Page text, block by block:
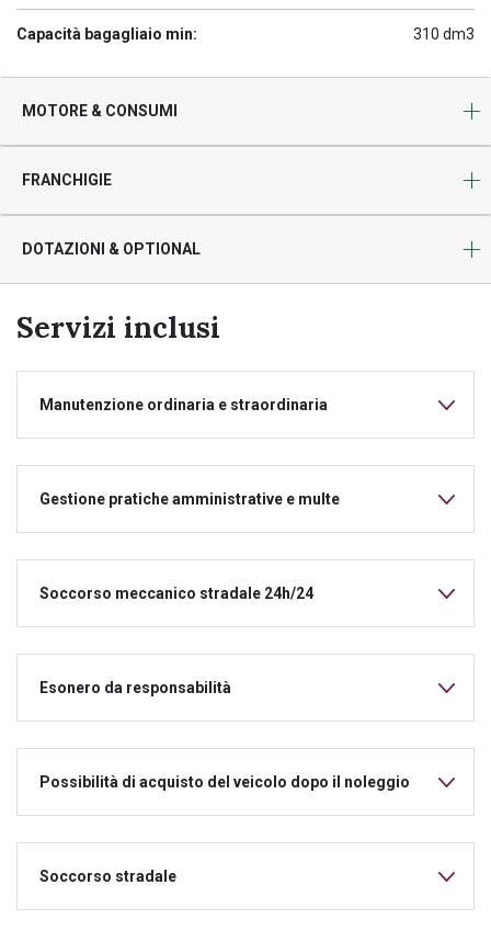
Capacità bagagliaio min: 310 dm3
MOTORE & CONSUMI
FRANCHIGIE
DOTAZIONI & OPTIONAL
Servizi inclusi
Manutenzione ordinaria e straordinaria
Gestione pratiche amministrative e multe
Soccorso meccanico stradale 24h/24
Esonero da responsabilità
Possibilità di acquisto del veicolo dopo il noleggio
Soccorso stradale